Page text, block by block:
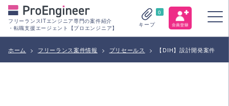
フリーランスITエンジニア専門の案件紹介
・転職支援エージェント【プロエンジニア】
0
キープ
ホーム > フリーランス案件情報 > プリセールス > 【DIH】設計開発案件